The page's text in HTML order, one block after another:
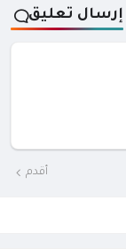
إرسال تعليق
أقدم